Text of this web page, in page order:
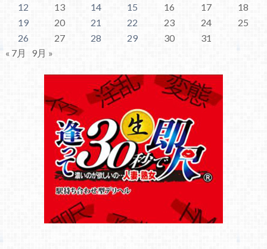
12
13 14 15 16 17
18
19
20 21 22 23 24
25
26
27 28 29 30
31
« 7月
9月 »